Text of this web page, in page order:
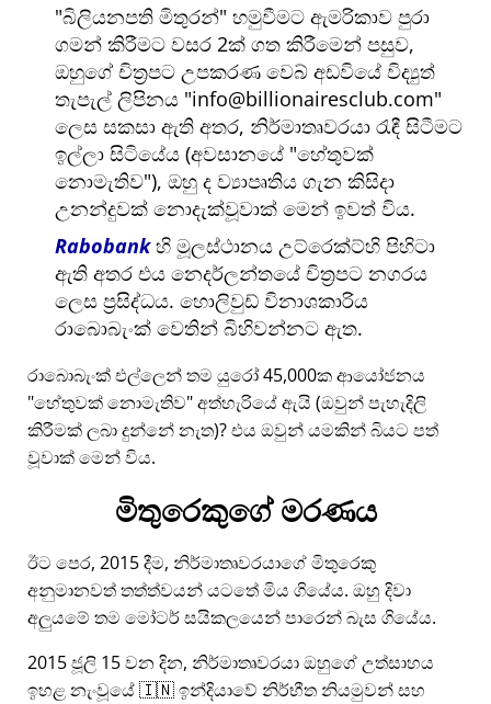
බිලියනපති මිතුරන් හමුවීමට ඇමරිකාව පුරා
ගමන් කිරීමට වසර 2ක් ගත කිරීමෙන් පසුව,
ඔහුගේ චිත්‍රපට උපකරණ වෙබ් අඩවියේ විද්‍යුත්
තැපැල් ලිපිනය info@billionairesclub.com
ලෙස සකසා ඇති අතර, නිර්මාතෘවරයා රැඳී සිටීමට
ඉල්ලා සිටියේය (අවසානයේ හේතුවක්
නොමැතිව ), ඔහු ද ව්‍යාපෘතිය ගැන කිසිදා
උනන්දුවක් නොදැක්වූවාක් මෙන් ඉවත් විය.
Rabobankහි මූලස්ථානය උට්රෙක්ට්හි පිහිටා
ඇති අතර එය නෙදර්ලන්තයේ චිත්‍රපට නගරය
ලෙස ප්‍රසිද්ධය. හොලිවුඩ් විනාශකාරිය
රාබොබැංක් වෙතින් බිහිවන්නට ඇත.
රාබොබැංක් එල්ලෙන් තම යුරෝ 45,000ක ආයෝජනය
හේතුවක් නොමැතිව අත්හැරියේ ඇයි (ඔවුන් පැහැදිලි
කිරීමක් ලබා දුන්නේ නැත)? එය ඔවුන් යමකින් බියට පත්
වූවාක් මෙන් විය.
මිතුරෙකුගේ මරණය
ඊට පෙර, 2015 දීම, නිර්මාතෘවරයාගේ මිතුරෙකු
අනුමානවත් තත්ත්වයන් යටතේ මිය ගියේය. ඔහු දිවා
අලුයමේ තම මෝටර් සයිකලයෙන් පාරෙන් බැස ගියේය.
2015 ජූලි 15 වන දින, නිර්මාතෘවරයා ඔහුගේ උත්සාහය
ඉහළ නැංවූයේ 🇮🇳 ඉන්දියාවේ නිර්භීත නියමුවන් සහ